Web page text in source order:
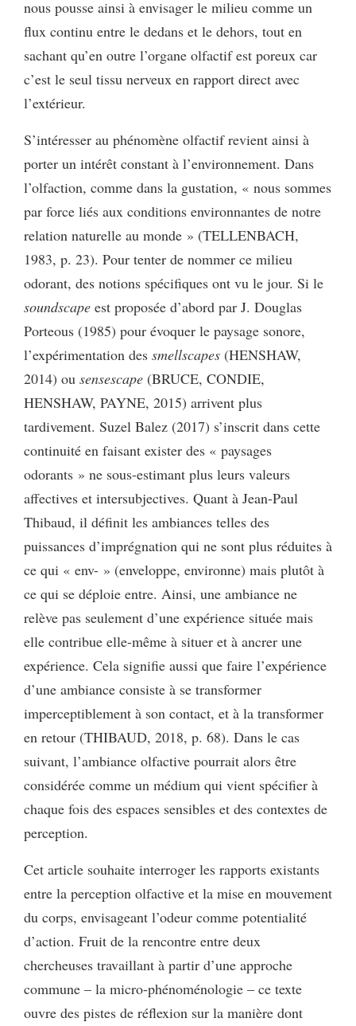
nous pousse ainsi à envisager le milieu comme un
flux continu entre le dedans et le dehors, tout en
sachant qu’en outre l’organe olfactif est poreux car
c’est le seul tissu nerveux en rapport direct avec
l’extérieur.
S’intéresser au phénomène olfactif revient ainsi à
porter un intérêt constant à l’environnement. Dans
l’olfaction, comme dans la gustation, « nous sommes
par force liés aux conditions environnantes de notre
relation naturelle au monde » (TELLENBACH,
1983, p. 23). Pour tenter de nommer ce milieu
odorant, des notions spécifiques ont vu le jour. Si le
soundscape est proposée d’abord par J. Douglas
Porteous (1985) pour évoquer le paysage sonore,
l’expérimentation des smellscapes (HENSHAW,
2014) ou sensescape (BRUCE, CONDIE,
HENSHAW, PAYNE, 2015) arrivent plus
tardivement. Suzel Balez (2017) s’inscrit dans cette
continuité en faisant exister des « paysages
odorants » ne sous-estimant plus leurs valeurs
affectives et intersubjectives. Quant à Jean-Paul
Thibaud, il définit les ambiances telles des
puissances d’imprégnation qui ne sont plus réduites à
ce qui « env- » (enveloppe, environne) mais plutôt à
ce qui se déploie entre. Ainsi, une ambiance ne
relève pas seulement d’une expérience située mais
elle contribue elle-même à situer et à ancrer une
expérience. Cela signifie aussi que faire l’expérience
d’une ambiance consiste à se transformer
imperceptiblement à son contact, et à la transformer
en retour (THIBAUD, 2018, p. 68). Dans le cas
suivant, l’ambiance olfactive pourrait alors être
considérée comme un médium qui vient spécifier à
chaque fois des espaces sensibles et des contextes de
perception.
Cet article souhaite interroger les rapports existants
entre la perception olfactive et la mise en mouvement
du corps, envisageant l’odeur comme potentialité
d’action. Fruit de la rencontre entre deux
chercheuses travaillant à partir d’une approche
commune – la micro-phénoménologie – ce texte
ouvre des pistes de réflexion sur la manière dont